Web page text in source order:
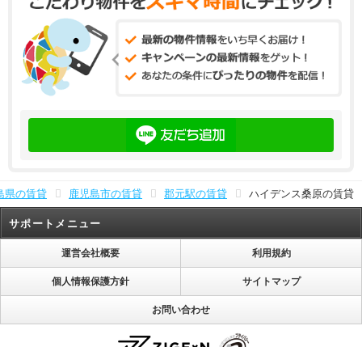
県の賃貸 鹿児島市の賃貸 郡元駅の賃貸 ハイデンス桑原の賃貸
サポートメニュー
運営会社概要 利用規約
個人情報保護方針 サイトマップ
お問い合わせ